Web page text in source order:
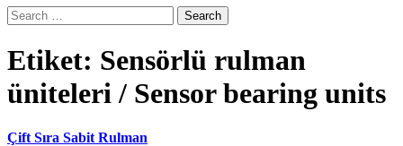
Close
Button
Search
Etiket: Sensörlü rulman
üniteleri / Sensor bearing units
Çift Sıra Sabit Rulman